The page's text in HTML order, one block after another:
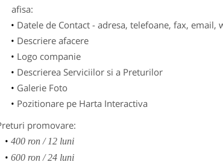
afisa:
Datele de Contact - adresa, telefoane, fax, email,
Descriere afacere
Logo companie
Descrierea Serviciilor si a Preturilor
Galerie Foto
Pozitionare pe Harta Interactiva
promovare:
400 ron / 12 luni
600 ron / 24 luni